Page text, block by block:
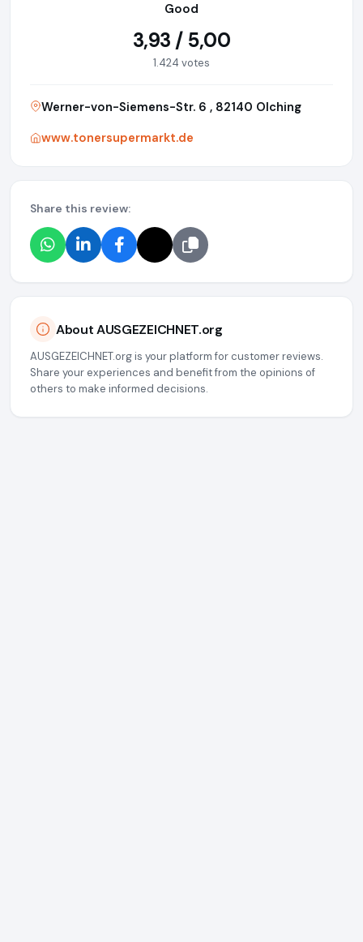
Good
3,93 / 5,00
1.424 votes
Werner-von-Siemens-Str. 6 , 82140 Olching
www.tonersupermarkt.de
Share this review:
About AUSGEZEICHNET.org
AUSGEZEICHNET.org is your platform for customer reviews.
Share your experiences and benefit from the opinions of
others to make informed decisions.